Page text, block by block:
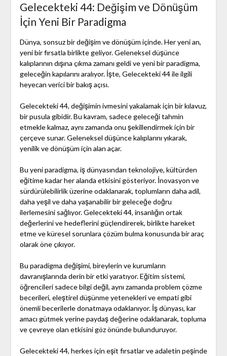
Gelecekteki 44: Değişim ve Dönüşüm
İçin Yeni Bir Paradigma
Dünya, sonsuz bir değişim ve dönüşüm içinde. Her yeni an,
yeni bir fırsatla birlikte geliyor. Geleneksel düşünce
kalıplarının dışına çıkma zamanı geldi ve yeni bir paradigma,
geleceğin kapılarını aralıyor. İşte, Gelecekteki 44 ile ilgili
heyecan verici bir bakış açısı.
Gelecekteki 44, değişimin ivmesini yakalamak için bir kılavuz,
bir pusula gibidir. Bu kavram, sadece geleceği tahmin
etmekle kalmaz, aynı zamanda onu şekillendirmek için bir
çerçeve sunar. Geleneksel düşünce kalıplarını yıkarak,
yenilik ve dönüşüm için alan açar.
Bu yeni paradigma, iş dünyasından teknolojiye, kültürden
eğitime kadar her alanda etkisini gösteriyor. İnovasyon ve
sürdürülebilirlik üzerine odaklanarak, toplumların daha adil,
daha yeşil ve daha yaşanabilir bir geleceğe doğru
ilerlemesini sağlıyor. Gelecekteki 44, insanlığın ortak
değerlerini ve hedeflerini güçlendirerek, birlikte hareket
etme ve küresel sorunlara çözüm bulma konusunda bir araç
olarak öne çıkıyor.
Bu paradigma değişimi, bireylerin ve kurumların
davranışlarında derin bir etki yaratıyor. Eğitim sistemi,
öğrencileri sadece bilgi değil, aynı zamanda problem çözme
becerileri, eleştirel düşünme yetenekleri ve empati gibi
önemli becerilerle donatmaya odaklanıyor. İş dünyası, kar
amacı gütmek yerine paydaş değerine odaklanarak, topluma
ve çevreye olan etkisini göz önünde bulunduruyor.
Gelecekteki 44, herkes için eşit fırsatlar ve adaletin peşinde